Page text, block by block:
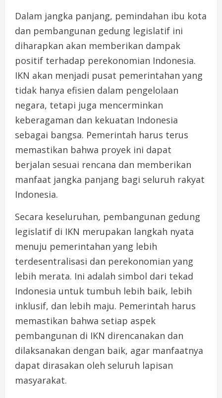
Dalam jangka panjang, pemindahan ibu kota
dan pembangunan gedung legislatif ini
diharapkan akan memberikan dampak
positif terhadap perekonomian Indonesia.
IKN akan menjadi pusat pemerintahan yang
tidak hanya efisien dalam pengelolaan
negara, tetapi juga mencerminkan
keberagaman dan kekuatan Indonesia
sebagai bangsa. Pemerintah harus terus
memastikan bahwa proyek ini dapat
berjalan sesuai rencana dan memberikan
manfaat jangka panjang bagi seluruh rakyat
Indonesia.
Secara keseluruhan, pembangunan gedung
legislatif di IKN merupakan langkah nyata
menuju pemerintahan yang lebih
terdesentralisasi dan perekonomian yang
lebih merata. Ini adalah simbol dari tekad
Indonesia untuk tumbuh lebih baik, lebih
inklusif, dan lebih maju. Pemerintah harus
memastikan bahwa setiap aspek
pembangunan di IKN direncanakan dan
dilaksanakan dengan baik, agar manfaatnya
dapat dirasakan oleh seluruh lapisan
masyarakat.